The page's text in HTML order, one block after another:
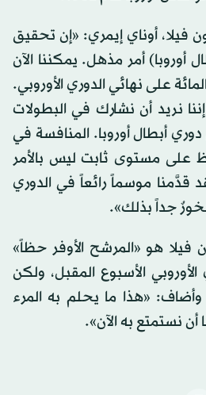
فيلا، أوناي إيمري: «إن تحقيق
أوروبا) أمر مذهل. يمكننا الآن
على نهائي الدوري الأوروبي.
نريد أن نشارك في البطولات
أبطال أوروبا. المنافسة في
على مستوى ثابت ليس بالأمر
قدَّمنا موسماً رائعاً في الدوري
فخورٌ جداً بذلك».
هو «المرشح الأوفر حظاً»
الأسبوع المقبل، ولكن
وأضاف: «هذا ما يحلم به المرء
نستمتع به الآن».